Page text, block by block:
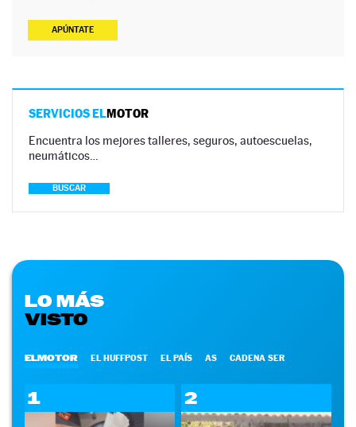
APÚNTATE
SERVICIOS ELMOTOR
Encuentra los mejores talleres, seguros, autoescuelas,
neumáticos…
BUSCAR
LO MÁS
VISTO
ELMOTOR EL HUFFPOST EL PAÍS AS CADENA SER
1 2